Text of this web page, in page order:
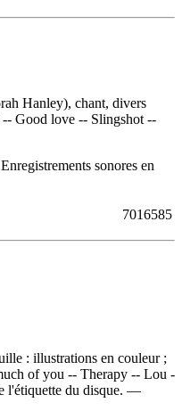
Hanley), chant, divers
Good love -- Slingshot --
sonores en
7016585
: illustrations en couleur ;
of you -- Therapy -- Lou -
l'étiquette du disque. —